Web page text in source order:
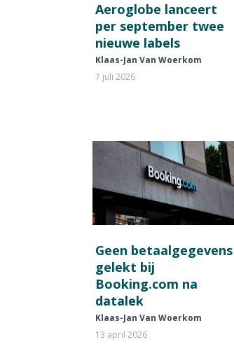
Aeroglobe lanceert
per september twee
nieuwe labels
Klaas-Jan Van Woerkom
7 juli 2026
Geen betaalgegevens
gelekt bij
Booking.com na
datalek
Klaas-Jan Van Woerkom
13 april 2026